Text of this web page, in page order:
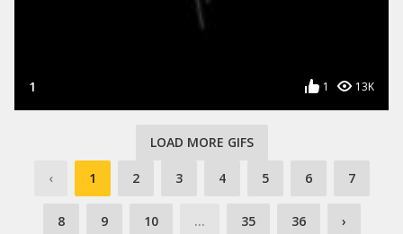
1 1 13K
LOAD MORE GIFS
‹ 1 2 3 4 5 6 7
8 9 10 ... 35 36 ›